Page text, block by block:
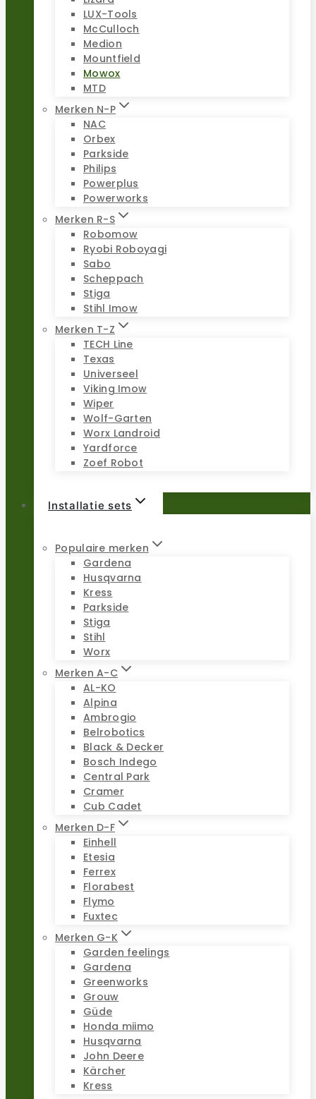
LUX-Tools
McCulloch
Medion
Mountfield
Mowox
MTD
Merken N-P
NAC
Orbex
Parkside
Philips
Powerplus
Powerworks
Merken R-S
Robomow
Ryobi Roboyagi
Sabo
Scheppach
Stiga
Stihl Imow
Merken T-Z
TECH Line
Texas
Universeel
Viking Imow
Wiper
Wolf-Garten
Worx Landroid
Yardforce
Zoef Robot
Installatie sets
Populaire merken
Gardena
Husqvarna
Kress
Parkside
Stiga
Stihl
Worx
Merken A-C
AL-KO
Alpina
Ambrogio
Belrobotics
Black & Decker
Bosch Indego
Central Park
Cramer
Cub Cadet
Merken D-F
Einhell
Etesia
Ferrex
Florabest
Flymo
Fuxtec
Merken G-K
Garden feelings
Gardena
Greenworks
Grouw
Güde
Honda miimo
Husqvarna
John Deere
Kärcher
Kress